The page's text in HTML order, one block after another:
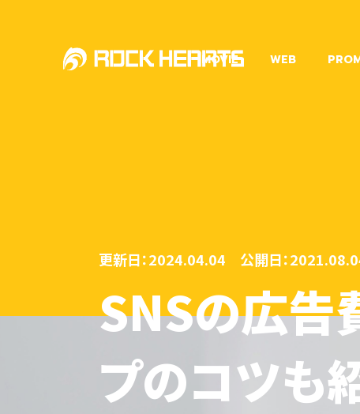
MOVIE WEB
更新日：2024.04.04 公開日：
SNSの広告
プのコツも